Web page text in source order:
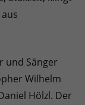
und Sänger
Wilhelm
Hölzl. Der